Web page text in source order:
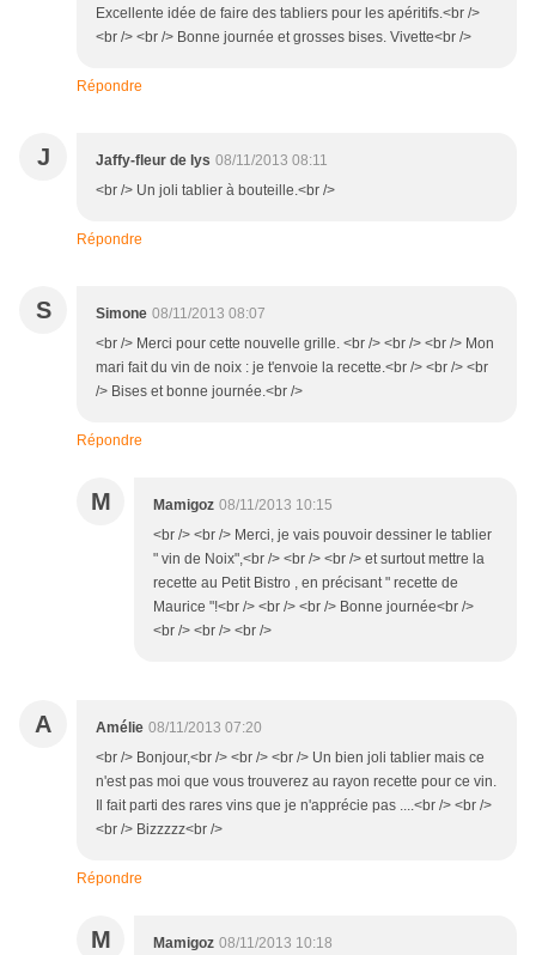
Excellente idée de faire des tabliers pour les apéritifs.<br />
<br /> <br /> Bonne journée et grosses bises. Vivette<br />
Répondre
J Jaffy-fleur de lys 08/11/2013 08:11
<br /> Un joli tablier à bouteille.<br />
Répondre
S Simone 08/11/2013 08:07
<br /> Merci pour cette nouvelle grille. <br /> <br /> <br /> Mon
mari fait du vin de noix : je t'envoie la recette.<br /> <br /> <br
/> Bises et bonne journée.<br />
Répondre
M Mamigoz 08/11/2013 10:15
<br /> <br /> Merci, je vais pouvoir dessiner le tablier
" vin de Noix",<br /> <br /> <br /> et surtout mettre la
recette au Petit Bistro , en précisant " recette de
Maurice "!<br /> <br /> <br /> Bonne journée<br />
<br /> <br /> <br />
A Amélie 08/11/2013 07:20
<br /> Bonjour,<br /> <br /> <br /> Un bien joli tablier mais ce
n'est pas moi que vous trouverez au rayon recette pour ce vin.
Il fait parti des rares vins que je n'apprécie pas ....<br /> <br />
<br /> Bizzzzz<br />
Répondre
M Mamigoz 08/11/2013 10:18